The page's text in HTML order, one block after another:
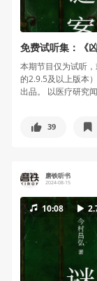
免费试听集：《
本期节目仅为试听
的2.9.5及以上版本
出品。 以医疗研究
39
磨铁听书
2024-08-15
10:08